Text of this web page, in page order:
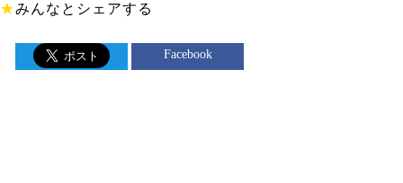
★みんなとシェアする
Facebook